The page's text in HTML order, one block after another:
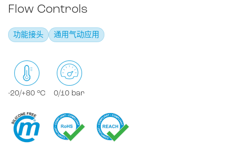
卡套接头
标准接头
快换接头
通用气动
食品，化学&制药
喷雾
质量
销售网络
下载
Flow Controls
功能接头 通用气动应用
-20/+80 °C 0/10 bar